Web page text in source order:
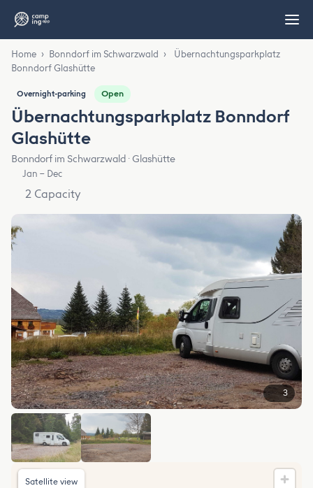
Home › Bonndorf im Schwarzwald ›
Übernachtungsparkplatz
Bonndorf Glashütte
Overnight-parking Open
Übernachtungsparkplatz Bonndorf
Glashütte
Bonndorf im Schwarzwald · Glashütte
Jan – Dec
2 Capacity
3
Satellite view